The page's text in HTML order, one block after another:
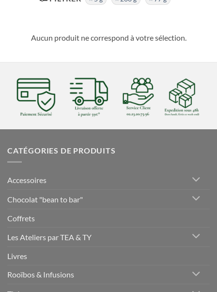
Aucun produit ne correspond à votre sélection.
CATÉGORIES DE PRODUITS
Accessoires
Chocolat "bean to bar"
Coffrets
Les Ateliers par TEA & TY
Livres
Rooïbos & Infusions